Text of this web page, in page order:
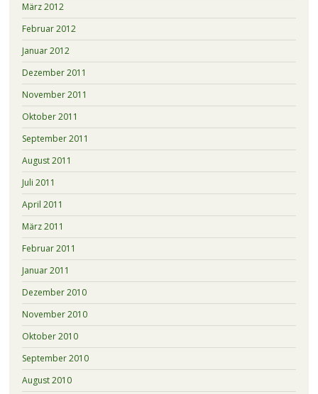
März 2012
Februar 2012
Januar 2012
Dezember 2011
November 2011
Oktober 2011
September 2011
August 2011
Juli 2011
April 2011
März 2011
Februar 2011
Januar 2011
Dezember 2010
November 2010
Oktober 2010
September 2010
August 2010